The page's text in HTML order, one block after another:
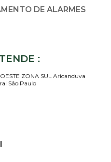
DE ALARMES
:
ZONA SUL Aricanduva
São Paulo